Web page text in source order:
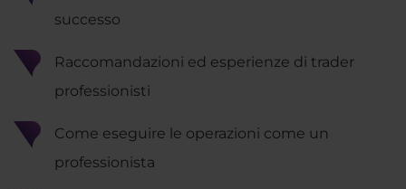
successo
Raccomandazioni ed esperienze di trader
professionisti
Come eseguire le operazioni come un
professionista